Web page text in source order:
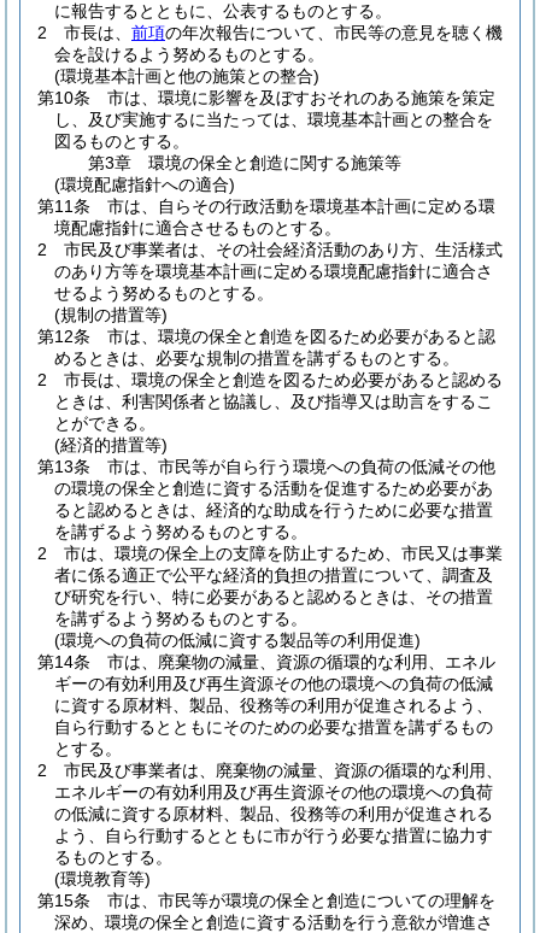
に報告するとともに、公表するものとする。
2
市長は、 前項の年次報告について、市民等の意見を聴く機
会を設けるよう努めるものとする。
(環境基本計画と他の施策との整合)
第10条
市は、環境に影響を及ぼすおそれのある施策を策定
し、及び実施するに当たっては、環境基本計画との整合を
図るものとする。
第3章
環境の保全と創造に関する施策等
(環境配慮指針への適合)
第11条
市は、自らその行政活動を環境基本計画に定める環
境配慮指針に適合させるものとする。
2
市民及び事業者は、その社会経済活動のあり方、生活様式
のあり方等を環境基本計画に定める環境配慮指針に適合さ
せるよう努めるものとする。
(規制の措置等)
第12条
市は、環境の保全と創造を図るため必要があると認
めるときは、必要な規制の措置を講ずるものとする。
2
市長は、環境の保全と創造を図るため必要があると認める
ときは、利害関係者と協議し、及び指導又は助言をするこ
とができる。
(経済的措置等)
第13条
市は、市民等が自ら行う環境への負荷の低減その他
の環境の保全と創造に資する活動を促進するため必要があ
ると認めるときは、経済的な助成を行うために必要な措置
を講ずるよう努めるものとする。
2
市は、環境の保全上の支障を防止するため、市民又は事業
者に係る適正で公平な経済的負担の措置について、調査及
び研究を行い、特に必要があると認めるときは、その措置
を講ずるよう努めるものとする。
(環境への負荷の低減に資する製品等の利用促進)
第14条
市は、廃棄物の減量、資源の循環的な利用、エネル
ギーの有効利用及び再生資源その他の環境への負荷の低減
に資する原材料、製品、役務等の利用が促進されるよう、
自ら行動するとともにそのための必要な措置を講ずるもの
とする。
2
市民及び事業者は、廃棄物の減量、資源の循環的な利用、
エネルギーの有効利用及び再生資源その他の環境への負荷
の低減に資する原材料、製品、役務等の利用が促進される
よう、自ら行動するとともに市が行う必要な措置に協力す
るものとする。
(環境教育等)
第15条
市は、市民等が環境の保全と創造についての理解を
深め、環境の保全と創造に資する活動を行う意欲が増進さ